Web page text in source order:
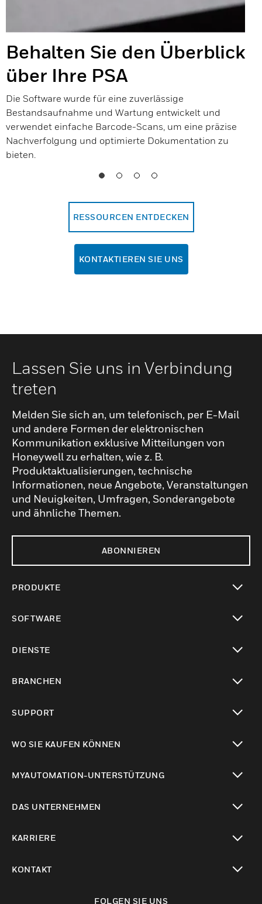
Behalten Sie den Überblick
über Ihre PSA
Die Software wurde für eine zuverlässige
Bestandsaufnahme und Wartung entwickelt und
verwendet einfache Barcode-Scans, um eine präzise
Nachverfolgung und optimierte Dokumentation zu
bieten.
RESSOURCEN ENTDECKEN
KONTAKTIEREN SIE UNS
Lassen Sie uns in Verbindung
treten
Melden Sie sich an, um telefonisch, per E-Mail
und andere Formen der elektronischen
Kommunikation exklusive Mitteilungen von
Honeywell zu erhalten, wie z. B.
Produktaktualisierungen, technische
Informationen, neue Angebote, Veranstaltungen
und Neuigkeiten, Umfragen, Sonderangebote
und ähnliche Themen.
ABONNIEREN
PRODUKTE
SOFTWARE
DIENSTE
BRANCHEN
SUPPORT
WO SIE KAUFEN KÖNNEN
MYAUTOMATION-UNTERSTÜTZUNG
DAS UNTERNEHMEN
KARRIERE
KONTAKT
FOLGEN SIE UNS